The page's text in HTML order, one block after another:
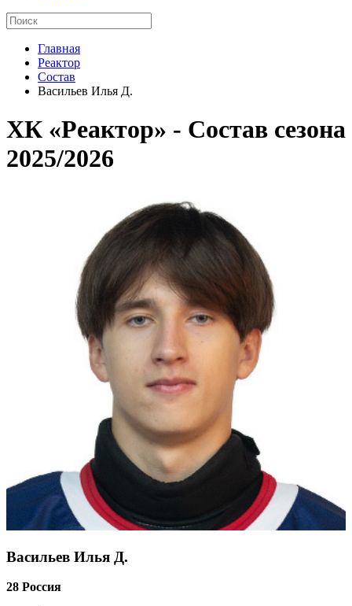
Главная
Реактор
Состав
Васильев Илья Д.
ХК «Реактор» - Cостав сезона
2025/2026
Васильев Илья Д.
28 Россия